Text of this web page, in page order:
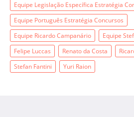
Equipe Legislação Específica Estratégia
Equipe Português Estratégia Concursos
Equipe Ricardo Campanário
Equipe
Felipe Luccas
Renato da Costa
Stefan Fantini
Yuri Raion